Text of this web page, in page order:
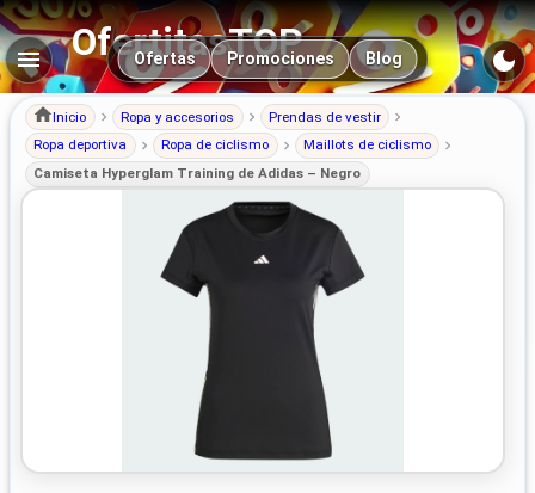
OfertitasTOP
Navegación principal
Ofertas Promociones Blog
Inicio Ropa y accesorios
Prendas de vestir
Ropa deportiva
Ropa de ciclismo
Maillots de ciclismo
Camiseta Hyperglam Training de Adidas – Negro